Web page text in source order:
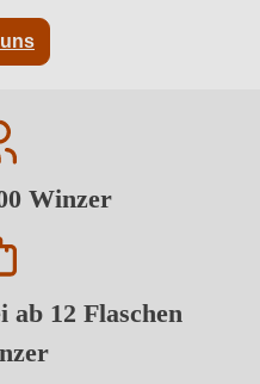
Winzer
ab 12 Flaschen